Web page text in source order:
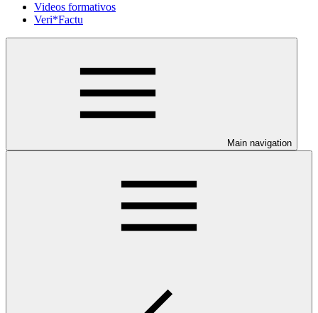
Videos formativos
Veri*Factu
Main navigation